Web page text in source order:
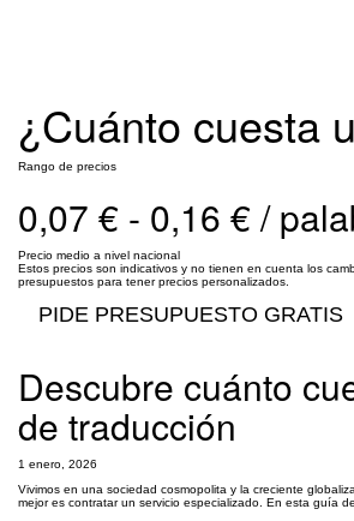
¿Cuánto cuesta
Rango de precios
0,07 € - 0,16 € /
Precio medio a nivel nacional
Estos precios son indicativos y no tienen en cuenta los
presupuestos para tener precios personalizados.
PIDE PRESUPUESTO GRATIS
Descubre cuánto
de traducción
1 enero, 2026
Vivimos en una sociedad cosmopolita y la creciente
mejor es contratar un servicio especializado. En esta guía